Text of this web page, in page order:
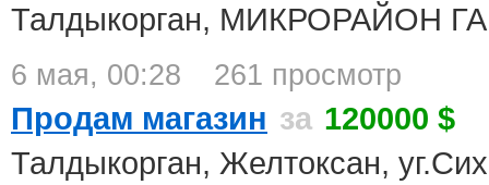
Талдыкорган, МИКРОРАЙОН
6 мая, 00:28 261 просмотр
Продам магазин за 120000 $
Талдыкорган, Желтоксан,